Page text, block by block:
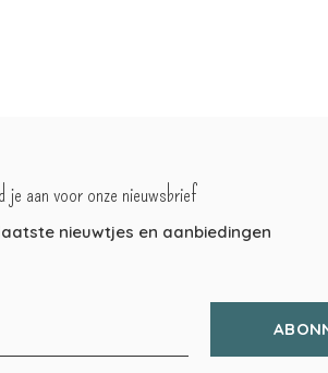
je aan voor onze nieuwsbrief
nieuwtjes en aanbiedingen